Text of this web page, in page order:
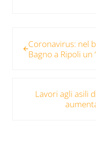
Coronavirus: nel
Bagno a Ripoli un
Lavori agli asili